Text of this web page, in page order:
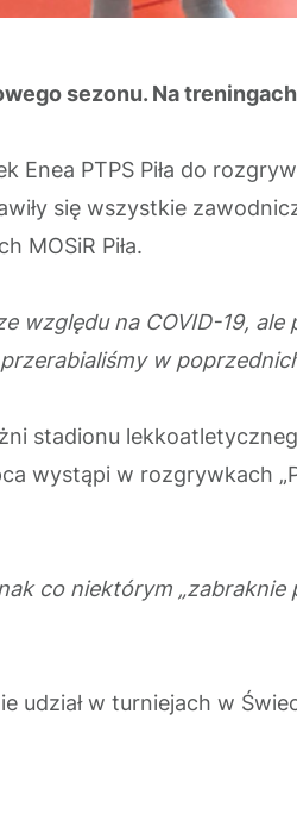
sezonu. Na
Enea PTPS Piła do
się wszystkie
MOSiR Piła.
względu na COVID-19,
w
stadionu
wystąpi w rozgrywkach
co niektórym
udział w turniejach w